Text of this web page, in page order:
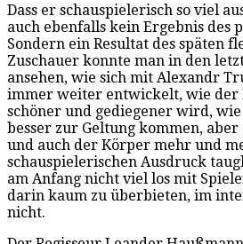
Dass er schauspielerisch so viel
auch ebenfalls kein Ergebnis des
Sondern ein Resultat des späten
Zuschauer konnte man in den
ansehen, wie sich mit Alexandr
immer weiter entwickelt, wie der
schöner und gediegener wird,
besser zur Geltung kommen, aber
und auch der Körper mehr und
schauspielerischen Ausdruck
am Anfang nicht viel los mit
darin kaum zu überbieten, im
nicht.